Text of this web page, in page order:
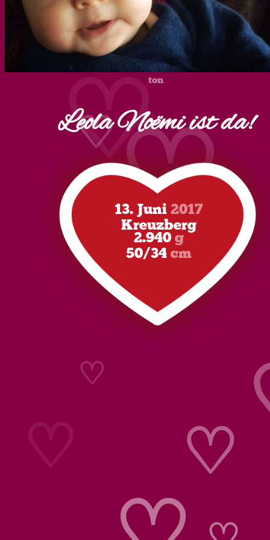
♡
♡
♡ ♡
♡
♡
ton
Leola Noëmi ist da!
13. Juni2017
Kreuzberg
2.940g
50/34cm